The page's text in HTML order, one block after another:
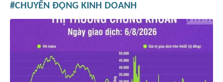
CHUYỂN ĐỘNG KINH DOANH